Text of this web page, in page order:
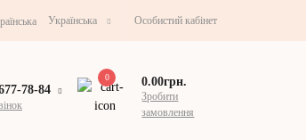
Українська Особистий кабінет
78-84
0 0.00грн.
Зробити
замовлення